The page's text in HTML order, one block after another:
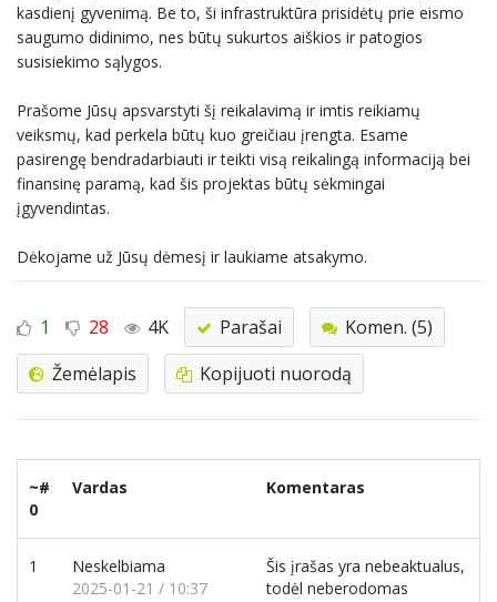
kasdienį gyvenimą. Be to, ši infrastruktūra prisidėtų prie eismo
saugumo didinimo, nes būtų sukurtos aiškios ir patogios
susisiekimo sąlygos.
Prašome Jūsų apsvarstyti šį reikalavimą ir imtis reikiamų
veiksmų, kad perkela būtų kuo greičiau įrengta. Esame
pasirengę bendradarbiauti ir teikti visą reikalingą informaciją bei
finansinę paramą, kad šis projektas būtų sėkmingai
įgyvendintas.
Dėkojame už Jūsų dėmesį ir laukiame atsakymo.
1 28 4K Parašai
Komen. (5)
Žemėlapis
Kopijuoti nuorodą
~#
0
Vardas Komentaras
1
Neskelbiama
2025-01-21 / 10:37
Šis įrašas yra nebeaktualus,
todėl neberodomas